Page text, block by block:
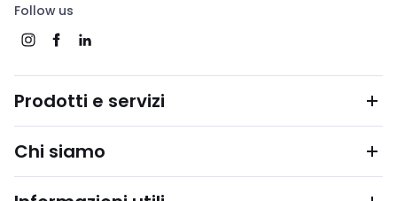
Follow us
Prodotti e servizi
Chi siamo